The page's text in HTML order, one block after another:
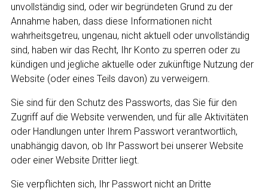
unvollständig sind, oder wir begründeten Grund zu der
Annahme haben, dass diese Informationen nicht
wahrheitsgetreu, ungenau, nicht aktuell oder unvollständig
sind, haben wir das Recht, Ihr Konto zu sperren oder zu
kündigen und jegliche aktuelle oder zukünftige Nutzung der
Website (oder eines Teils davon) zu verweigern.
Sie sind für den Schutz des Passworts, das Sie für den
Zugriff auf die Website verwenden, und für alle Aktivitäten
oder Handlungen unter Ihrem Passwort verantwortlich,
unabhängig davon, ob Ihr Passwort bei unserer Website
oder einer Website Dritter liegt.
Sie verpflichten sich, Ihr Passwort nicht an Dritte